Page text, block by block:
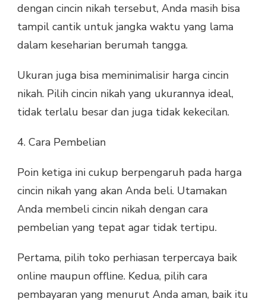
dengan cincin nikah tersebut, Anda masih bisa
tampil cantik untuk jangka waktu yang lama
dalam keseharian berumah tangga.
Ukuran juga bisa meminimalisir harga cincin
nikah. Pilih cincin nikah yang ukurannya ideal,
tidak terlalu besar dan juga tidak kekecilan.
4. Cara Pembelian
Poin ketiga ini cukup berpengaruh pada harga
cincin nikah yang akan Anda beli. Utamakan
Anda membeli cincin nikah dengan cara
pembelian yang tepat agar tidak tertipu.
Pertama, pilih toko perhiasan terpercaya baik
online maupun offline. Kedua, pilih cara
pembayaran yang menurut Anda aman, baik itu